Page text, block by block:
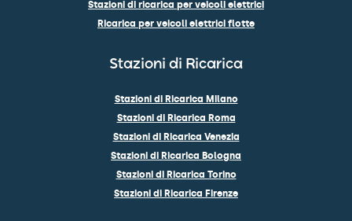
Stazioni di ricarica per veicoli elettrici
Ricarica per veicoli elettrici flotte
Stazioni di Ricarica
Stazioni di Ricarica Milano
Stazioni di Ricarica Roma
Stazioni di Ricarica Venezia
Stazioni di Ricarica Bologna
Stazioni di Ricarica Torino
Stazioni di Ricarica Firenze